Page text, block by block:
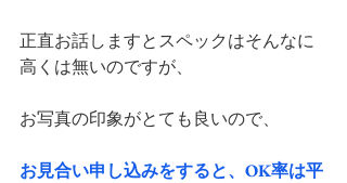
正直お話しますとスペックはそんなに
高くは無いのですが、
お写真の印象がとても良いので、
お見合い申し込みをすると、OK率は平